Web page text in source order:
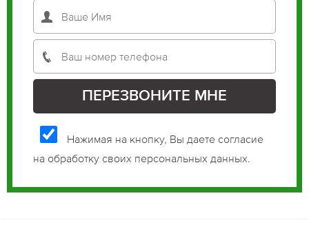
Нажимая на кнопку, Вы даете согласие
на обработку своих персональных данных.